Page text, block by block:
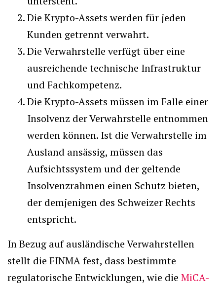
Die Krypto-Assets werden für jeden
Kunden getrennt verwahrt.
Die Verwahrstelle verfügt über eine
ausreichende technische Infrastruktur
und Fachkompetenz.
Die Krypto-Assets müssen im Falle einer
Insolvenz der Verwahrstelle entnommen
werden können. Ist die Verwahrstelle im
Ausland ansässig, müssen das
Aufsichtssystem und der geltende
Insolvenzrahmen einen Schutz bieten,
der demjenigen des Schweizer Rechts
entspricht.
In Bezug auf ausländische Verwahrstellen
stellt die FINMA fest, dass bestimmte
regulatorische Entwicklungen, wie die MiCA-